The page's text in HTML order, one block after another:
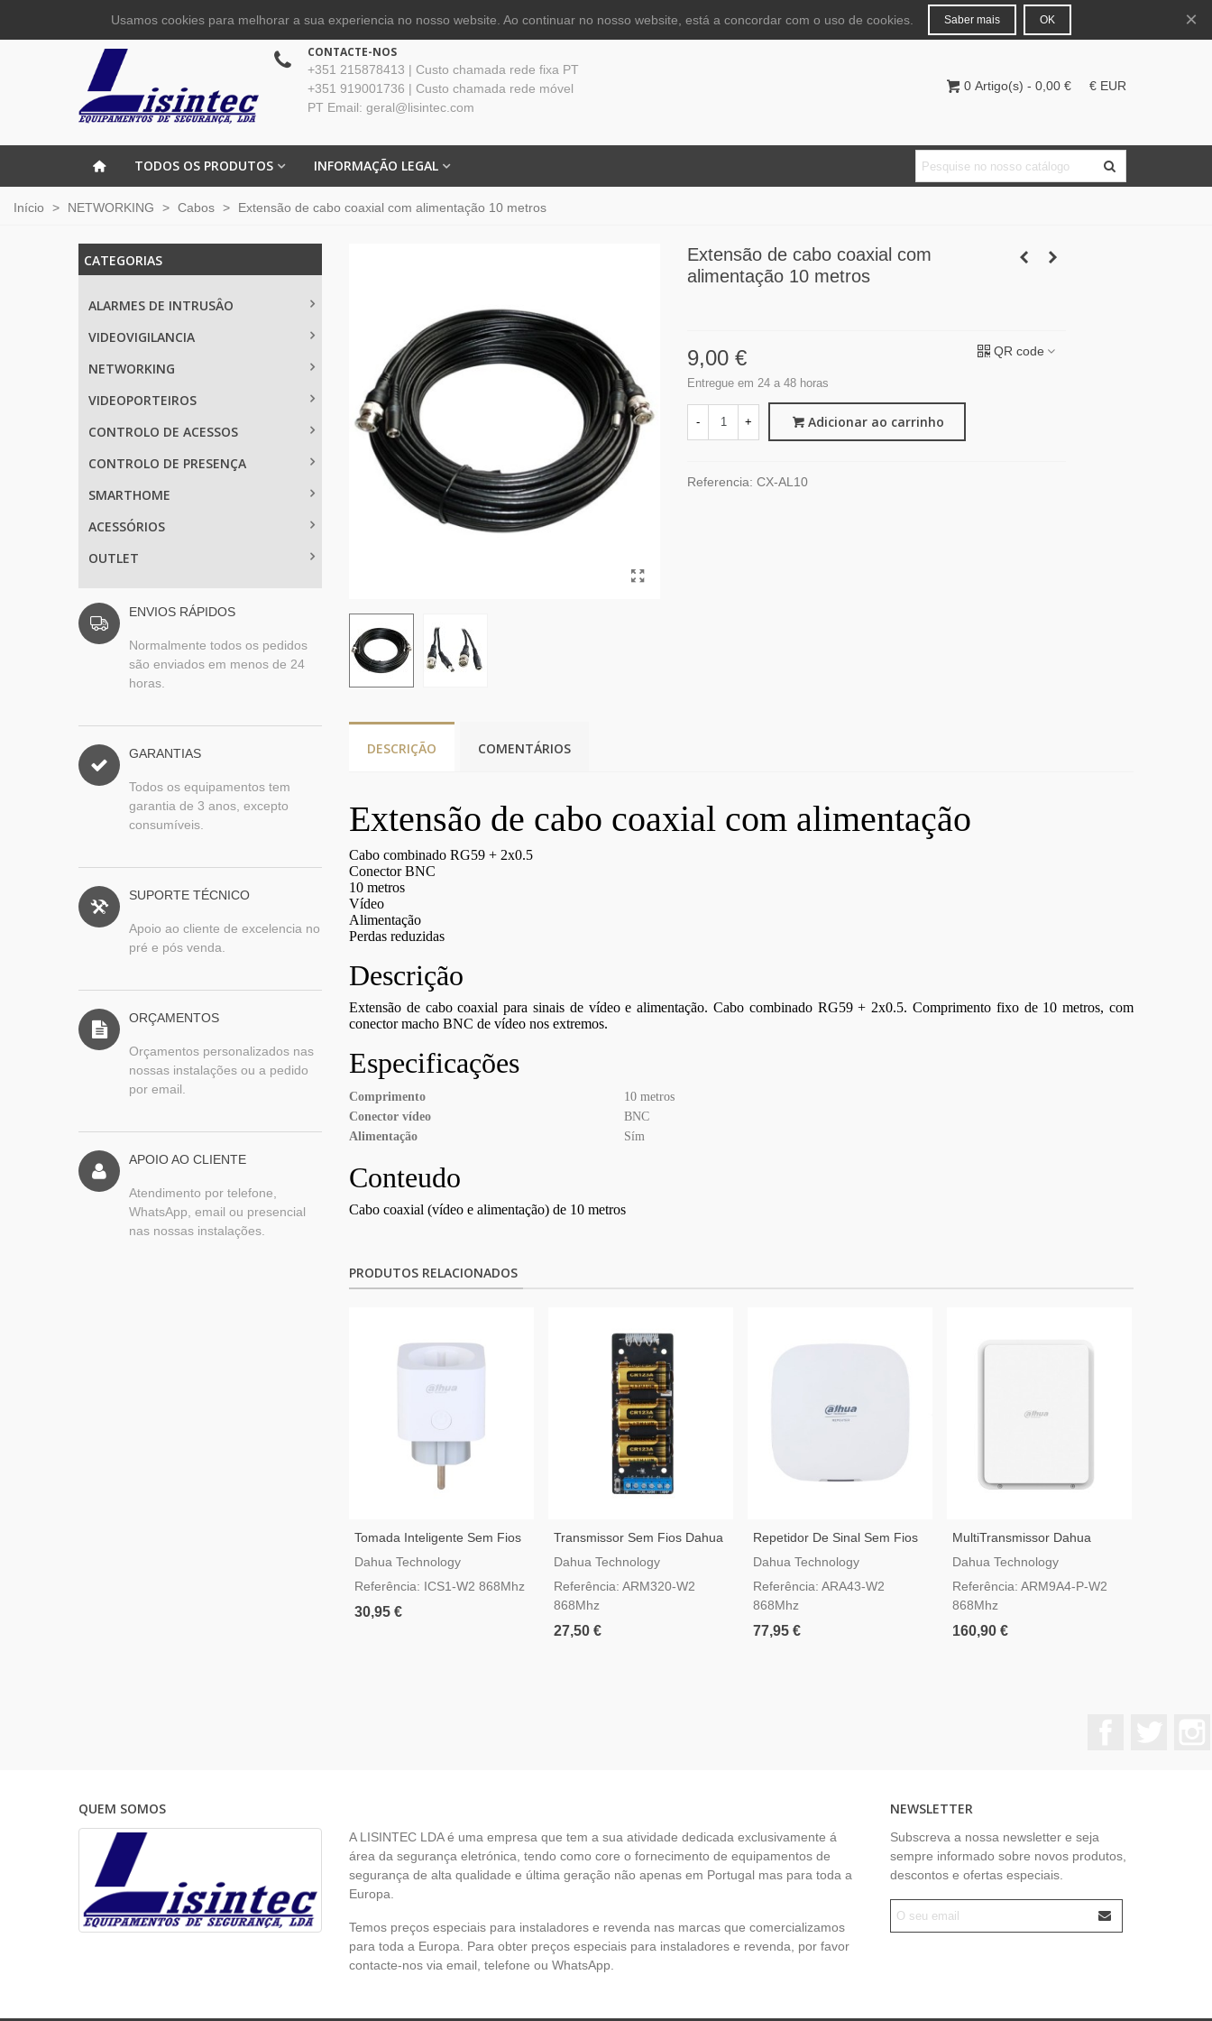
Português
CONTACTE-NOS
+351 215878413 | Custo chamada rede fixa PT
+351 919001736 | Custo chamada rede móvel
PT Email: geral@lisintec.com
0 Artigo(s) - 0,00 € € EUR
TODOS OS PRODUTOS INFORMAÇÃO LEGAL
Início > NETWORKING > Cabos > Extensão de cabo coaxial com alimentação 10 metros
CATEGORIAS
ALARMES DE INTRUSÂO
VIDEOVIGILANCIA
NETWORKING
VIDEOPORTEIROS
CONTROLO DE ACESSOS
CONTROLO DE PRESENÇA
SMARTHOME
ACESSÓRIOS
OUTLET
ENVIOS RÁPIDOS
Normalmente todos os pedidos
são enviados em menos de 24
horas.
GARANTIAS
Todos os equipamentos tem
garantia de 3 anos, excepto
consumíveis.
SUPORTE TÉCNICO
Apoio ao cliente de excelencia no
pré e pós venda.
ORÇAMENTOS
Orçamentos personalizados nas
nossas instalações ou a pedido
por email.
APOIO AO CLIENTE
Atendimento por telefone,
WhatsApp, email ou presencial
nas nossas instalações.
Extensão de cabo coaxial com
alimentação 10 metros
9,00 €
Entregue em 24 a 48 horas
QR code
- + Adicionar ao carrinho
Referencia: CX-AL10
DESCRIÇÃO COMENTÁRIOS
Extensão de cabo coaxial com alimentação
Cabo combinado RG59 + 2x0.5
Conector BNC
10 metros
Vídeo
Alimentação
Perdas reduzidas
Descrição
Extensão de cabo coaxial para sinais de vídeo e alimentação. Cabo combinado RG59 + 2x0.5. Comprimento fixo de 10 metros, com
conector macho BNC de vídeo nos extremos.
Especificações
Comprimento
10 metros
Conector vídeo
BNC
Alimentação
Sím
Conteudo
Cabo coaxial (vídeo e alimentação) de 10 metros
PRODUTOS RELACIONADOS
Tomada Inteligente Sem Fios
Dahua AirShield ICS1-W2
Dahua Technology
Referência: ICS1-W2 868Mhz
30,95 €
Transmissor Sem Fios Dahua
AirShield ARM320-W2
Dahua Technology
Referência: ARM320-W2
868Mhz
27,50 €
Repetidor De Sinal Sem Fios
Dahua AirShield ARA43-W2
Dahua Technology
Referência: ARA43-W2
868Mhz
77,95 €
MultiTransmissor Dahua
AirShield ARM9A4-P-W2 Com
Dahua Technology
Referência: ARM9A4-P-W2
868Mhz
160,90 €
QUEM SOMOS
A LISINTEC LDA é uma empresa que tem a sua atividade dedicada exclusivamente á
área da segurança eletrónica, tendo como core o fornecimento de equipamentos de
segurança de alta qualidade e última geração não apenas em Portugal mas para toda a
Europa.
Temos preços especiais para instaladores e revenda nas marcas que comercializamos
para toda a Europa. Para obter preços especiais para instaladores e revenda, por favor
contacte-nos via email, telefone ou WhatsApp.
NEWSLETTER
Subscreva a nossa newsletter e seja
sempre informado sobre novos produtos,
descontos e ofertas especiais.
Usamos cookies para melhorar a sua experiencia no nosso website. Ao continuar no nosso website, está a concordar com o uso de cookies. Saber mais OK ×